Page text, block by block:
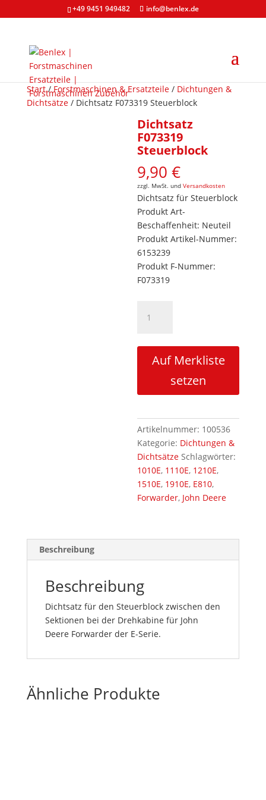
+49 9451 949482 info@benlex.de
Start/Forstmaschinen & Ersatzteile/ Dichtungen &
Dichtsätze/ Dichtsatz F073319 Steuerblock
Dichtsatz
F073319
Steuerblock
9,90€
zzgl. MwSt. undVersandkosten
Dichtsatz für Steuerblock
Produkt Art-
Beschaffenheit: Neuteil
Produkt Artikel-Nummer:
6153239
Produkt F-Nummer:
F073319
F073319
Menge
Auf Merkliste
setzen
Artikelnummer: 100536
Kategorie: Dichtungen &
Dichtsätze Schlagwörter:
1010E, 1110E, 1210E,
1510E, 1910E, E810,
Forwarder, John Deere
Beschreibung
Beschreibung
Dichtsatz für den Steuerblock zwischen den
Sektionen bei der Drehkabine für John
Deere Forwarder der E-Serie.
Ähnliche Produkte